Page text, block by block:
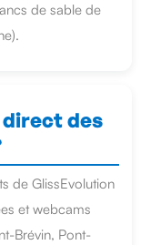
de sable de
des
de GlissEvolution
et webcams
Brévin, Pont-